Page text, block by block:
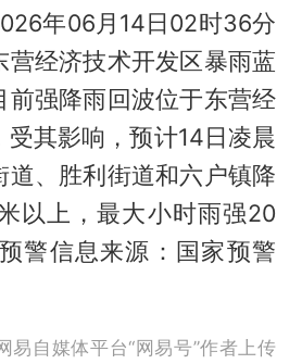
年06月14日02时36分
营经济技术开发区暴雨蓝
前强降雨回波位于东营经
其影响，预计14日凌晨
道、胜利街道和六户镇降
以上，最大小时雨强20
警信息来源：国家预警
易自媒体平台“网易号”作者上传